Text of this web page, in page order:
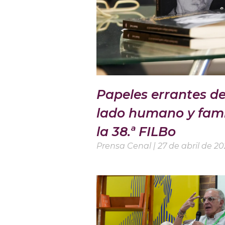
Papeles errantes
lado humano y
la 38.ª FILBo
Prensa Cenal 27 de abril de